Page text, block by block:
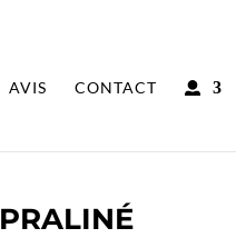
AVIS CONTACT